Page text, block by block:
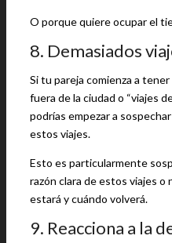
O porque quiere ocupar el
8. Demasiados
Si tu pareja comienza a
fuera de la ciudad o “viajes
podrías empezar a
estos viajes.
Esto es particularmente
razón clara de estos viajes
estará y cuándo volverá.
9. Reacciona a la